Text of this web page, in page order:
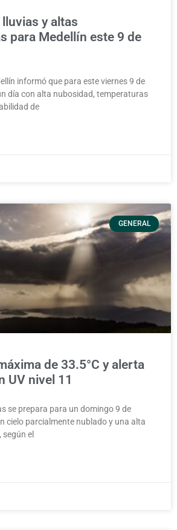
y altas
para Medellín este 9 de
informó que para este viernes 9 de
día con alta nubosidad, temperaturas
de
GENERAL
de 33.5°C y alerta
UV nivel 11
se prepara para un domingo 9 de
cielo parcialmente nublado y una alta
el